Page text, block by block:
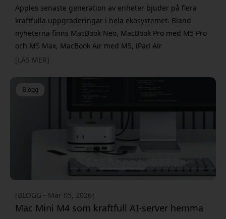
Apples senaste generation av enheter bjuder på flera
kraftfulla uppgraderingar i hela ekosystemet. Bland
nyheterna finns MacBook Neo, MacBook Pro med M5 Pro
och M5 Max, MacBook Air med M5, iPad Air
M4 och iPhone 17e. Med USB-C och Thunderbolt som
snabbare lagring, enklare laddning och ett mer flexibelt
[LÄS MER]
Blogg
[BLOGG - Mar 05, 2026]
Mac Mini M4 som kraftfull AI-server hemma